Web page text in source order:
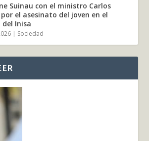
Suinau con el ministro Carlos
el asesinato del joven en el
Inisa
| Sociedad